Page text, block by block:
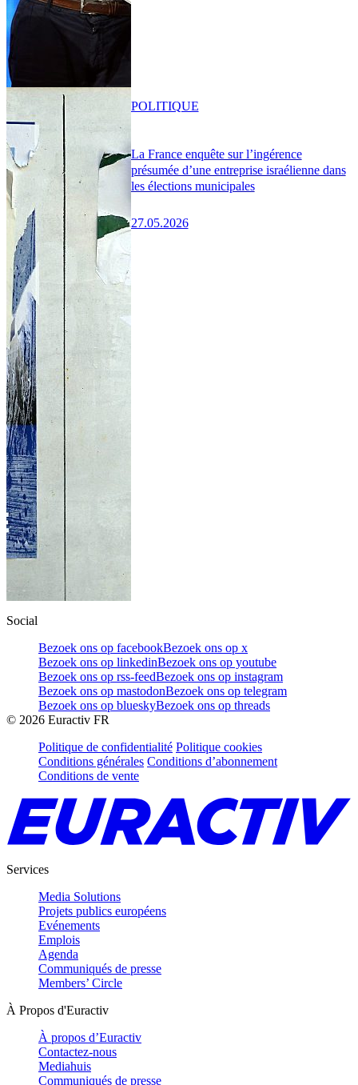
La France enquête sur l’ingérence
présumée d’une entreprise israélienne dans
les élections municipales
27.05.2026
POLITIQUE
Social
Bezoek ons op facebookBezoek ons op x
Bezoek ons op linkedinBezoek ons op youtube
Bezoek ons op rss-feedBezoek ons op instagram
Bezoek ons op mastodonBezoek ons op telegram
Bezoek ons op blueskyBezoek ons op threads
© 2026 Euractiv FR
Politique de confidentialité Politique cookies
Conditions générales Conditions d’abonnement
Conditions de vente
Services
Media Solutions
Projets publics européens
Evénements
Emplois
Agenda
Communiqués de presse
Members’ Circle
À Propos d'Euractiv
À propos d’Euractiv
Contactez-nous
Mediahuis
Communiqués de presse